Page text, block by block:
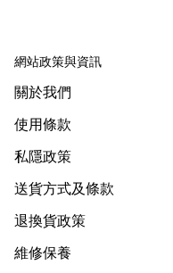
網站政策與資訊
關於我們
使用條款
私隱政策
送貨方式及條款
退換貨政策
維修保養